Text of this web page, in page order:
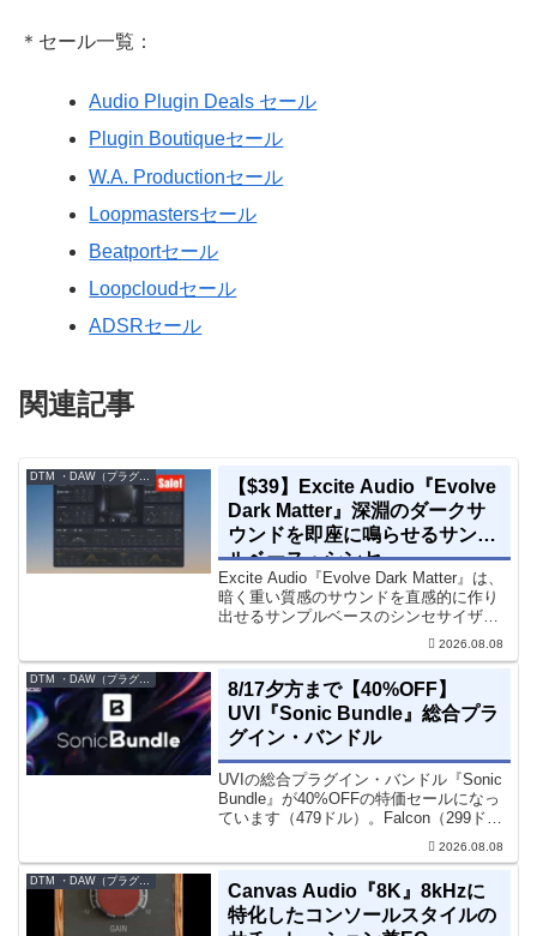
＊セール一覧：
Audio Plugin Deals セール
Plugin Boutiqueセール
W.A. Productionセール
Loopmastersセール
Beatportセール
Loopcloudセール
ADSRセール
関連記事
DTM ・DAW（プラグイン、シンセなど）のセール情報
【$39】Excite Audio『Evolve
Dark Matter』深淵のダークサ
ウンドを即座に鳴らせるサンプ
ルベース・シンセ
Excite Audio『Evolve Dark Matter』は、
暗く重い質感のサウンドを直感的に作り
出せるサンプルベースのシンセサイザー
です。ダークD&Bやアトモスフェリッ
2026.08.08
8/17夕方まで【40%OFF】
UVI『Sonic Bundle』総合プラ
グイン・バンドル
UVIの総合プラグイン・バンドル『Sonic
Bundle』が40%OFFの特価セールになっ
ています（479ドル）。Falcon（299ド
ル）も入っています。UVI Sonic Bundle
Sale - 40% OFF＊セール終了予定日：...
2026.08.08
DTM ・DAW（プラグイン、シンセなど）のセール情報
Canvas Audio『8K』8kHzに
特化したコンソールスタイルの